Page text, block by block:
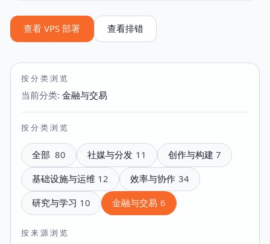
查看 VPS 部署 查看排错
按分类浏览
当前分类: 金融与交易
按分类浏览
全部 80 社媒与分发 11 创作与构建 7
基础设施与运维 12 效率与协作 34
研究与学习 10 金融与交易 6
按来源浏览